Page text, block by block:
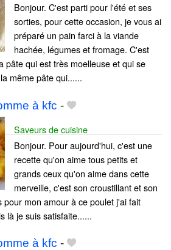
Bonjour. C'est parti pour l'été et ses
sorties, pour cette occasion, je vous ai
préparé un pain farci à la viande
hachée, légumes et fromage. C'est
pâte qui est très moelleuse et qui se
même pâte qui......
à kfc -
Saveurs de cuisine
Bonjour. Pour aujourd'hui, c'est une
recette qu'on aime tous petits et
grands ceux qu'on aime dans cette
merveille, c'est son croustillant et son
mon amour à ce poulet j'ai fait
là je suis satisfaite......
à kfc -